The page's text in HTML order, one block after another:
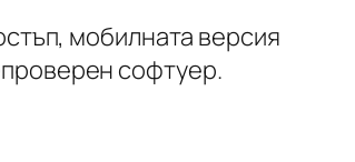
мобилната версия
софтуер.